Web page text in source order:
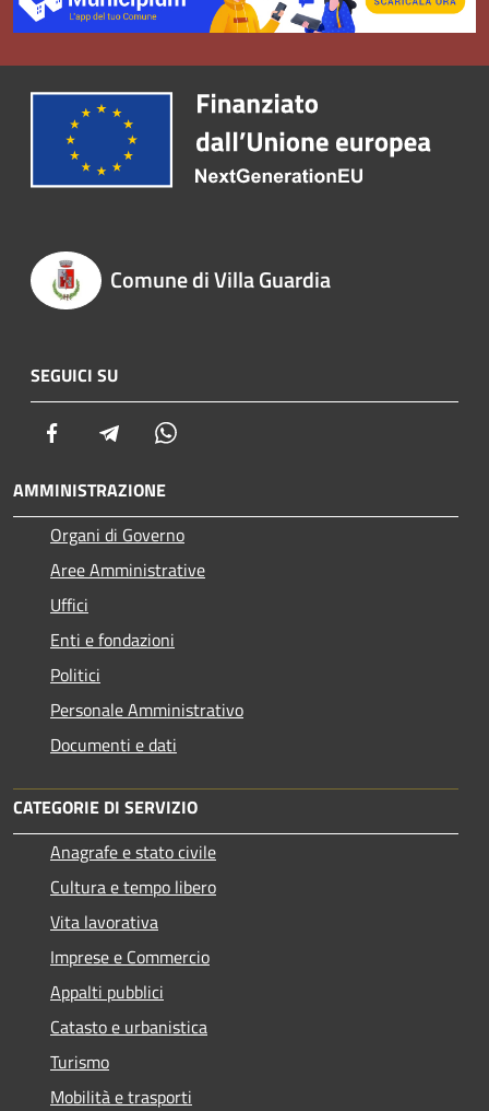
Comune di Villa Guardia
SEGUICI SU
Facebook Telegram
AMMINISTRAZIONE
Organi di Governo
Aree Amministrative
Uffici
Enti e fondazioni
Politici
Personale Amministrativo
Documenti e dati
CATEGORIE DI SERVIZIO
Anagrafe e stato civile
Cultura e tempo libero
Vita lavorativa
Imprese e Commercio
Appalti pubblici
Catasto e urbanistica
Turismo
Mobilità e trasporti